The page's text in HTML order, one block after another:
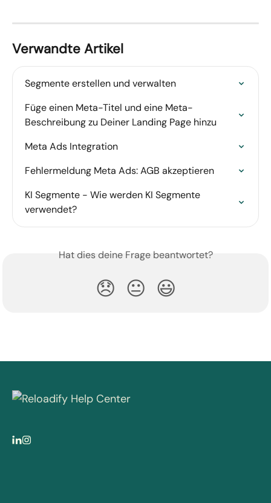
Verwandte Artikel
Segmente erstellen und verwalten
Füge einen Meta-Titel und eine Meta-
Beschreibung zu Deiner Landing Page hinzu
Meta Ads Integration
Fehlermeldung Meta Ads: AGB akzeptieren
KI Segmente - Wie werden KI Segmente
verwendet?
Hat dies deine Frage beantwortet?
😞 😐 😃